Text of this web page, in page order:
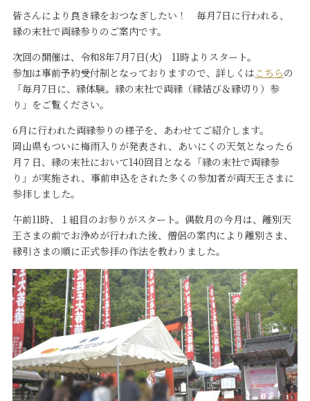
皆さんにより良き縁をおつなぎしたい！ 毎月7日に行われる、
縁の末社で両縁参りのご案内です。
次回の開催は、令和8年7月7日(火) 11時よりスタート。
参加は事前予約受付制となっておりますので、詳しくは こちらの
「毎月7日に、縁体験。縁の末社で両縁（縁結び＆縁切り）参
り」をご覧ください。
6月に行われた両縁参りの様子を、あわせてご紹介します。
岡山県もついに梅雨入りが発表され、あいにくの天気となった６
月７日、縁の末社において140回目となる「縁の末社で両縁参
り」が実施され、事前申込をされた多くの参加者が両天王さまに
参拝しました。
午前11時、１組目のお参りがスタート。偶数月の今月は、離別天
王さまの前でお浄めが行われた後、僧侶の案内により離別さま、
縁引さまの順に正式参拝の作法を教わりました。